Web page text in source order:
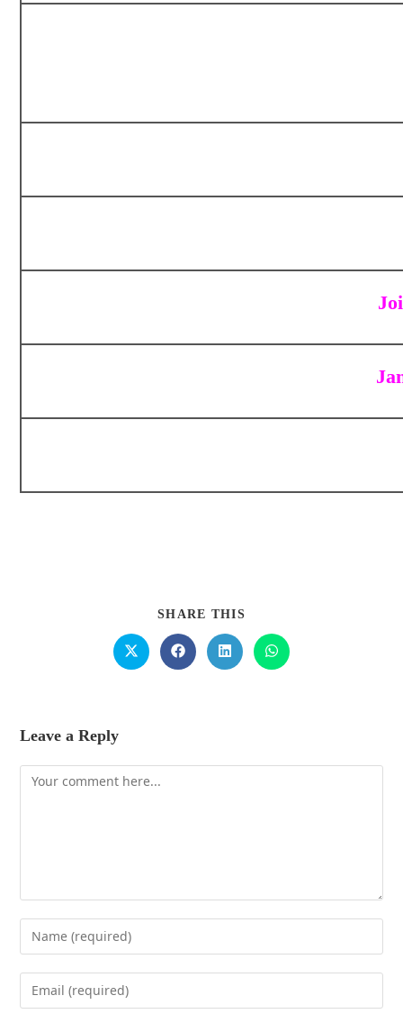
SHARE THIS
Leave a Reply